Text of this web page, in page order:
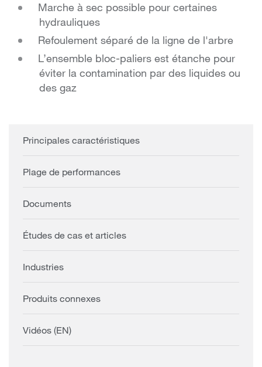
Marche à sec possible pour certaines
hydrauliques
Refoulement séparé de la ligne de l'arbre
L’ensemble bloc-paliers est étanche pour
éviter la contamination par des liquides ou
des gaz
Principales caractéristiques
Plage de performances
Documents
Études de cas et articles
Industries
Produits connexes
Vidéos (EN)